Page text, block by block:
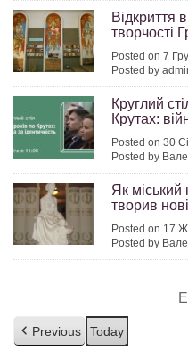
Відкриття
творчості
Posted on 7
Posted by
Круглий
Крутах:
Posted on 30
Posted by
Як міський
творив
Posted on 17
Posted by
Previous Today